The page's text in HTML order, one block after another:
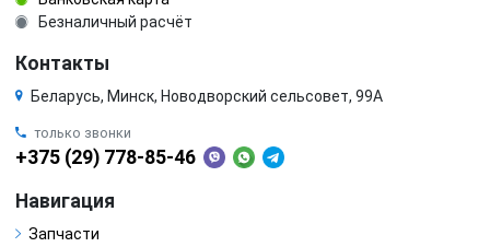
Безналичный расчёт
Контакты
Беларусь, Минск, Новодворский сельсовет, 99А
только звонки
+375 (29) 778-85-46
Навигация
Запчасти